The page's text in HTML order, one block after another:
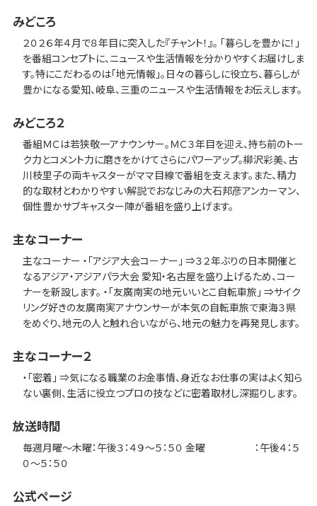
みどころ
２０２６年４月で８年目に突入した『チャント！』。 「暮らしを豊かに！」
を番組コンセプトに、ニュースや生活情報を分かりやすくお届けしま
す。特にこだわるのは「地元情報」。日々の暮らしに役立ち、暮らしが
豊かになる愛知、岐阜、三重のニュースや生活情報をお伝えします。
みどころ２
番組ＭＣは若狭敬一アナウンサー。ＭＣ３年目を迎え、持ち前のトー
ク力とコメント力に磨きをかけてさらにパワーアップ。柳沢彩美、古
川枝里子の両キャスターがママ目線で番組を支えます。また、精力
的な取材とわかりやすい解説でおなじみの大石邦彦アンカーマン、
個性豊かサブキャスター陣が番組を盛り上げます。
主なコーナー
主なコーナー ・「アジア大会コーナー」 ⇒３２年ぶりの日本開催と
なるアジア・アジアパラ大会 愛知・名古屋を盛り上げるため、コー
ナーを新設します。 ・「友廣南実の地元いいとこ自転車旅」 ⇒サイク
リング好きの友廣南実アナウンサーが本気の自転車旅で東海３県
をめぐり、地元の人と触れ合いながら、地元の魅力を再発見します。
主なコーナー２
・「密着」 ⇒気になる職業のお金事情、身近なお仕事の実はよく知ら
ない裏側、生活に役立つプロの技などに密着取材し深掘りします。
放送時間
毎週月曜〜木曜：午後３：４９〜５：５０ 金曜 ：午後４：５
０〜５：５０
公式ページ